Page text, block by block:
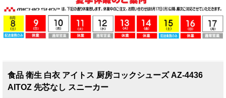
食品 衛生 白衣 アイトス 厨房コックシューズ AZ-4436
AITOZ 先芯なし スニーカー